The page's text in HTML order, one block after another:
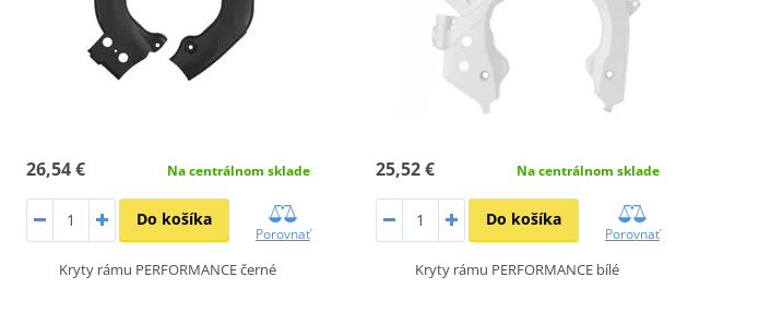
26,54 € Na centrálnom sklade
Do košíka
Porovnať
Kryty rámu PERFORMANCE černé
25,52 € Na centrálnom sklade
Do košíka
Porovnať
Kryty rámu PERFORMANCE bílé